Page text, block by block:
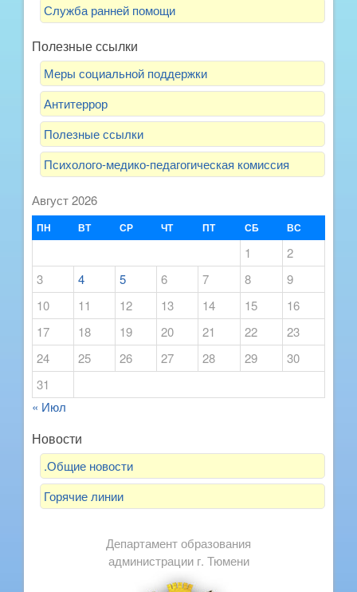
Служба ранней помощи
Полезные ссылки
Меры социальной поддержки
Антитеррор
Полезные ссылки
Психолого-медико-педагогическая комиссия
Август 2026
ПН ВТ СР ЧТ ПТ СБ ВС
1
2
3
4 5 6 7 8
9
10
11 12 13 14 15
16
17
18 19 20 21 22
23
24
25 26 27 28 29
30
31
« Июл
Новости
.Общие новости
Горячие линии
Департамент образования
администрации г. Тюмени